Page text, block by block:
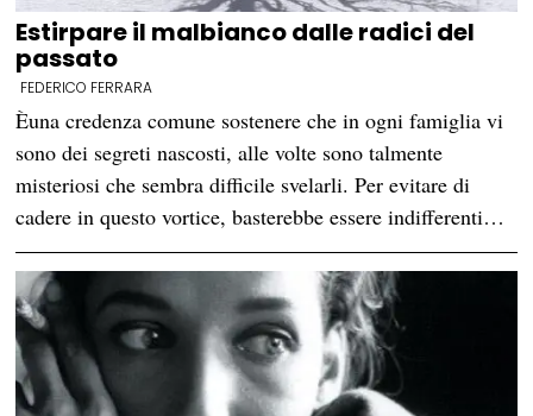
Estirpare il malbianco dalle radici del
passato
FEDERICO FERRARA
Èuna credenza comune sostenere che in ogni famiglia vi
sono dei segreti nascosti, alle volte sono talmente
misteriosi che sembra difficile svelarli. Per evitare di
cadere in questo vortice, basterebbe essere indifferenti…